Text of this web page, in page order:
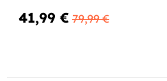
41,99 € 79,99 €